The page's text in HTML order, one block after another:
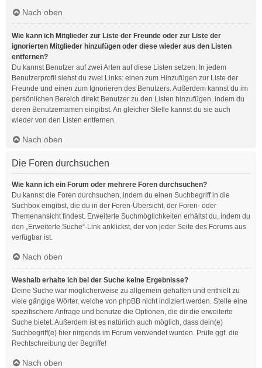
Nach oben
Wie kann ich Mitglieder zur Liste der Freunde oder zur Liste der
ignorierten Mitglieder hinzufügen oder diese wieder aus den Listen
entfernen?
Du kannst Benutzer auf zwei Arten auf diese Listen setzen: In jedem
Benutzerprofil siehst du zwei Links: einen zum Hinzufügen zur Liste der
Freunde und einen zum Ignorieren des Benutzers. Außerdem kannst du im
persönlichen Bereich direkt Benutzer zu den Listen hinzufügen, indem du
deren Benutzernamen eingibst. An gleicher Stelle kannst du sie auch
wieder von den Listen entfernen.
Nach oben
Die Foren durchsuchen
Wie kann ich ein Forum oder mehrere Foren durchsuchen?
Du kannst die Foren durchsuchen, indem du einen Suchbegriff in die
Suchbox eingibst, die du in der Foren-Übersicht, der Foren- oder
Themenansicht findest. Erweiterte Suchmöglichkeiten erhältst du, indem du
den „Erweiterte Suche“-Link anklickst, der von jeder Seite des Forums aus
verfügbar ist.
Nach oben
Weshalb erhalte ich bei der Suche keine Ergebnisse?
Deine Suche war möglicherweise zu allgemein gehalten und enthielt zu
viele gängige Wörter, welche von phpBB nicht indiziert werden. Stelle eine
spezifischere Anfrage und benutze die Optionen, die dir die erweiterte
Suche bietet. Außerdem ist es natürlich auch möglich, dass dein(e)
Suchbegriff(e) hier nirgends im Forum verwendet wurden. Prüfe ggf. die
Rechtschreibung der Begriffe!
Nach oben